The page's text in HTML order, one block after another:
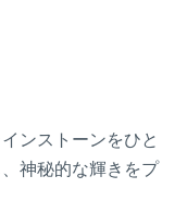
ンストーンをひと
神秘的な輝きをプ